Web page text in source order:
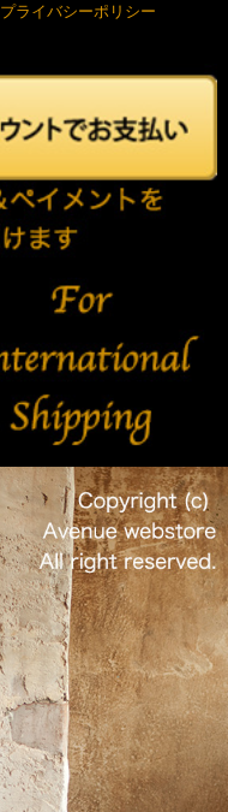
プライバシーポリシー